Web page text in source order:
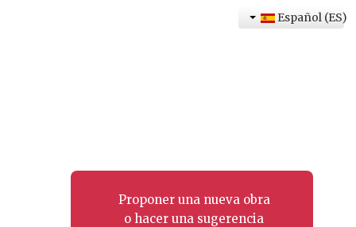
Proponer una nueva obra
o hacer una sugerencia
Español (ES)